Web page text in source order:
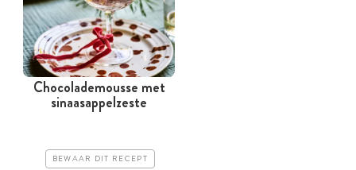
Chocolademousse met
sinaasappelzeste
BEWAAR DIT RECEPT